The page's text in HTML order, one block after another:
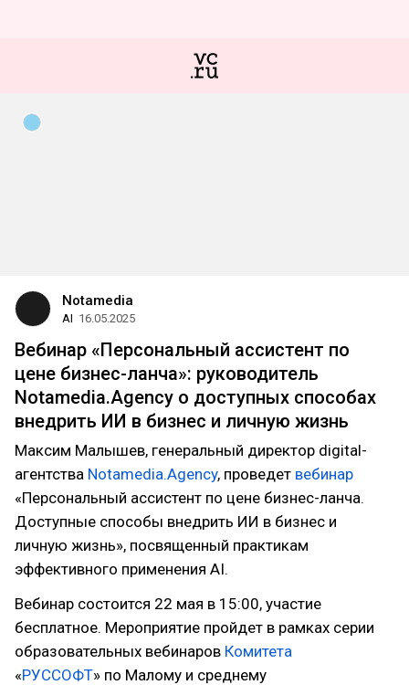
Notamedia
AI 16.05.2025
Вебинар «Персональный ассистент по
цене бизнес-ланча»: руководитель
Notamedia.Agency о доступных способах
внедрить ИИ в бизнес и личную жизнь
Максим Малышев, генеральный директор digital-
агентства Notamedia.Agency, проведет вебинар
«Персональный ассистент по цене бизнес-ланча.
Доступные способы внедрить ИИ в бизнес и
личную жизнь», посвященный практикам
эффективного применения AI.
Вебинар состоится 22 мая в 15:00, участие
бесплатное. Мероприятие пройдет в рамках серии
образовательных вебинаров Комитета
«РУССОФТ» по Малому и среднему